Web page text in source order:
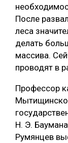
После
леса
делать
массива.
проводят в
Профессор
Н. Э.
Румянцев